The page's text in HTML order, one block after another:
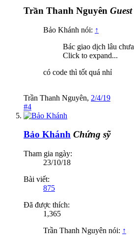
Trần Thanh Nguyên Guest
Bảo Khánh nói: ↑
Bác giao dịch lâu
Click to expand...
có code thì tốt quá nhỉ
Trần Thanh Nguyên, 2/4/19
#4
Bảo Khánh Chứng sỹ
Tham gia ngày:
23/10/18
Bài viết:
875
Đã được thích:
1,365
Trần Thanh Nguyên nói: ↑